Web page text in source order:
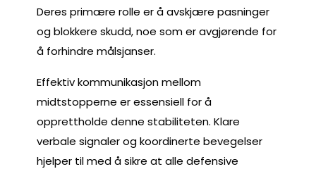
Deres primære rolle er å avskjære pasninger
og blokkere skudd, noe som er avgjørende for
å forhindre målsjanser.
Effektiv kommunikasjon mellom
midtstopperne er essensiell for å
opprettholde denne stabiliteten. Klare
verbale signaler og koordinerte bevegelser
hjelper til med å sikre at alle defensive